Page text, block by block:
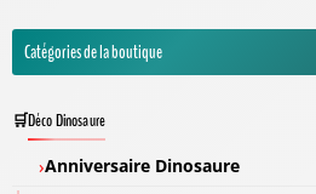
Catégories de la boutique
Déco Dinosaure
Anniversaire Dinosaure